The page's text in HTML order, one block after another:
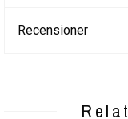
Recensioner